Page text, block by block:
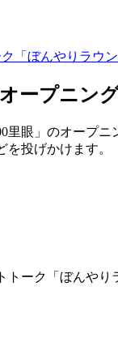
ープニン
里眼」のオープ
投げかけます。